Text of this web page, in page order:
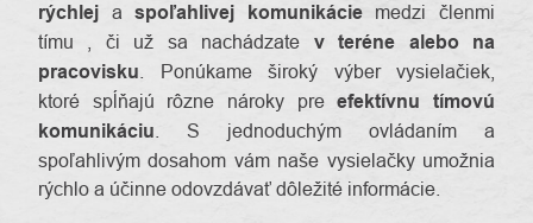
rýchlej aspoľahlivej komunikáciemedzi členmi
tímu , či už sa nachádzate v teréne alebo na
pracovisku . Ponúkame široký výber vysielačiek,
ktoré spĺňajú rôzne nároky preefektívnu tímovú
komunikáciu . S jednoduchým ovládaním a
spoľahlivým dosahom vám naše vysielačky umožnia
rýchlo a účinne odovzdávať dôležité informácie.